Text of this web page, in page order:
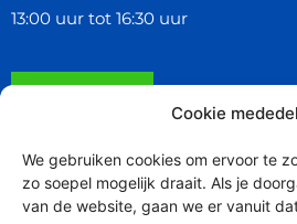
Cookie
We gebruiken cookies om ervoor te
zo soepel mogelijk draait. Als je
van de website, gaan we er vanuit
13:00 uur tot 16:30 uur
Onze fabrikanten, leveranciers